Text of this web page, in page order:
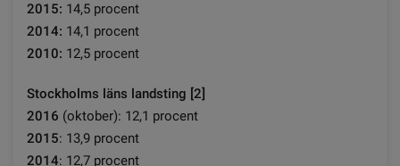
2015: 14,5 procent
2014: 14,1 procent
2010: 12,5 procent
Stockholms läns landsting [2]
2016 (oktober): 12,1 procent
2015: 13,9 procent
2014: 12,7 procent